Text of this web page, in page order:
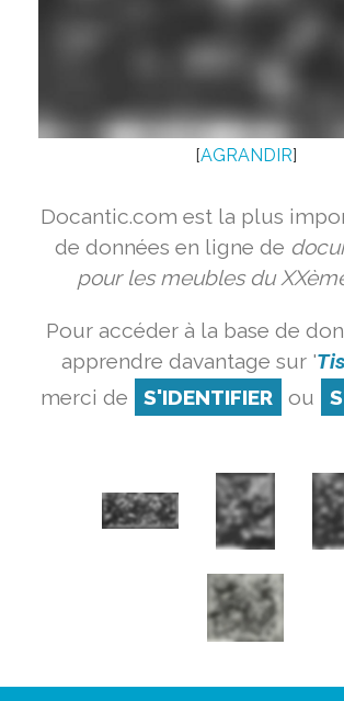
[AGRANDIR]
Docantic.com est la plus
de données en ligne de
pour les meubles du
Pour accéder à la base de
apprendre davantage sur '
merci de
S'IDENTIFIER ou